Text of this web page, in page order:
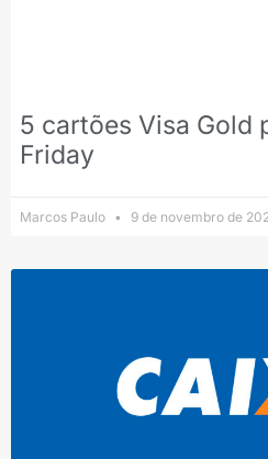
5 cartões Visa Gold
Friday
Marcos Paulo 9 de novembro de